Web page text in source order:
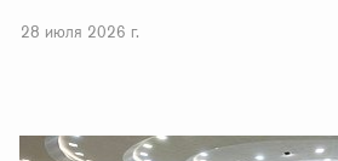
28 июля 2026 г.